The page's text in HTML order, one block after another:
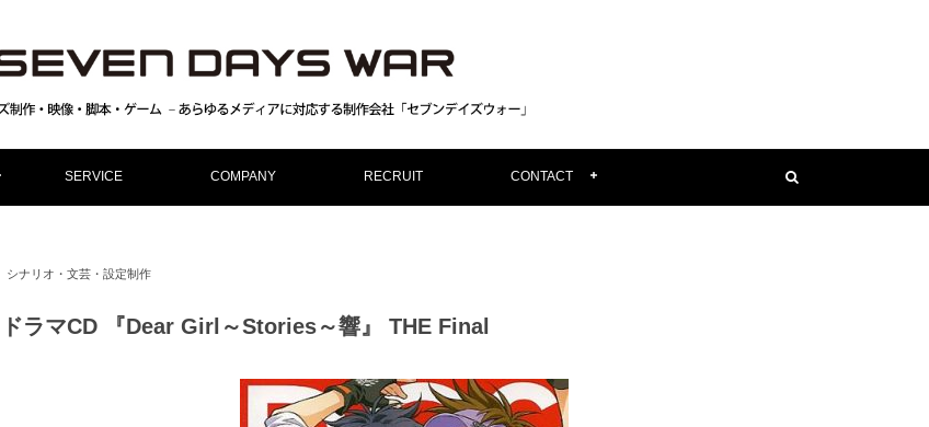
SERVICE COMPANY RECRUIT CONTACT
シナリオ・文芸・設定制作
ドラマCD 『Dear Girl～Stories～響』 THE Final